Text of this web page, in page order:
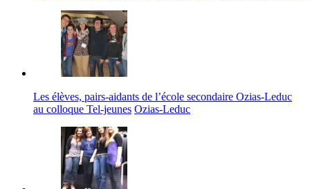
Les élèves, pairs-aidants de l’école secondaire Ozias-Leduc
au colloque Tel-jeunes Ozias-Leduc